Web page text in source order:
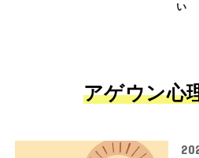
い
アゲウン心